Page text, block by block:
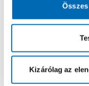
Kizárólag az